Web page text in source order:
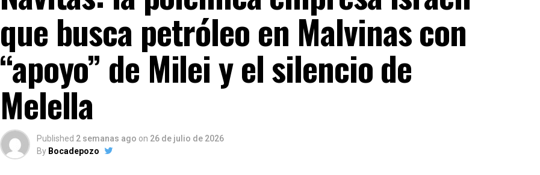
que busca petróleo en Malvinas con
“apoyo” de Milei y el silencio de
Melella
Published 2 semanas ago on 26 de julio de 2026
By Bocadepozo